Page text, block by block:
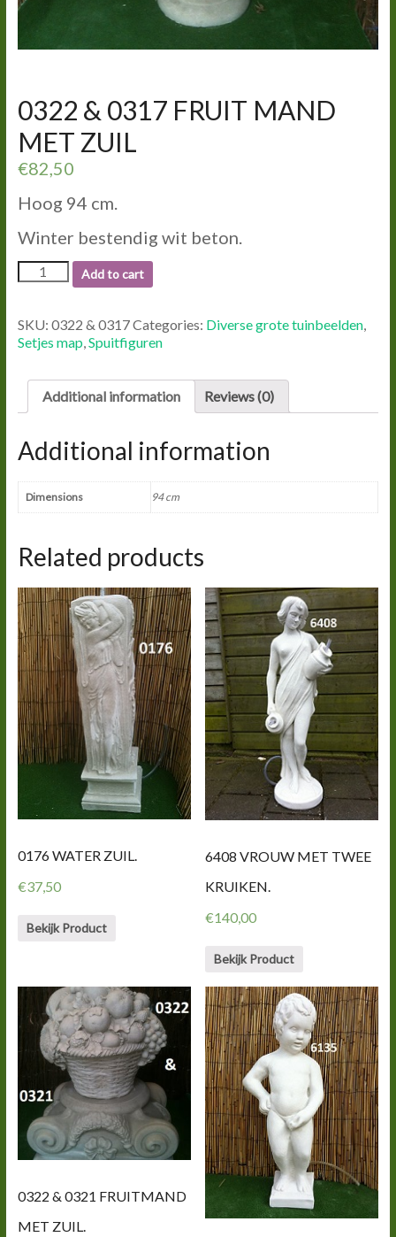
0322 & 0317 FRUIT MAND
MET ZUIL
€82,50
Hoog 94 cm.
Winter bestendig wit beton.
0322
&
FRUIT
MAND
quantity
Add to cart
SKU: 0322 & 0317Categories: Diverse grote tuinbeelden,
Setjes map Spuitfiguren
Additional information Reviews (0)
Additional information
Dimensions 94 cm
Related products
0176 WATER ZUIL.
€37,50
Bekijk Product
6408 VROUW MET TWEE
KRUIKEN.
€140,00
Bekijk Product
0322 & 0321 FRUITMAND
MET ZUIL.